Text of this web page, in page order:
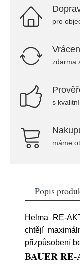
pro
zdarma
s
máme
Popis
Helma RE-
chtějí
přizpůsobení
BAUER RE-